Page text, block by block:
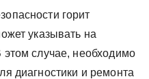
горит
указывать на
этом случае, необходимо
диагностики и ремонта